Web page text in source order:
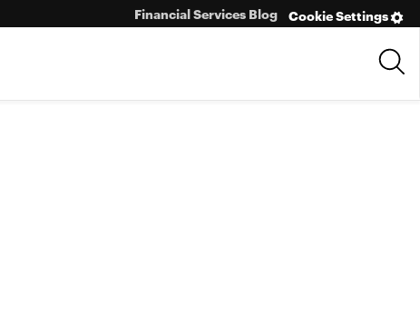
Cookie Settings
Financial Services Blog